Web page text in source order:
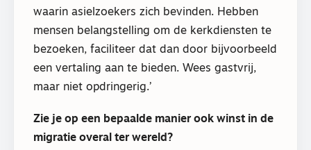
waarin asielzoekers zich bevinden. Hebben
mensen belangstelling om de kerkdiensten te
bezoeken, faciliteer dat dan door bijvoorbeeld
een vertaling aan te bieden. Wees gastvrij,
maar niet opdringerig.’
Zie je op een bepaalde manier ook winst in de
migratie overal ter wereld?